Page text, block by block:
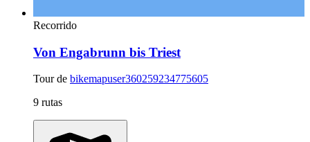
Recorrido
Von Engabrunn bis Triest
Tour de bikemapuser360259234775605
9 rutas